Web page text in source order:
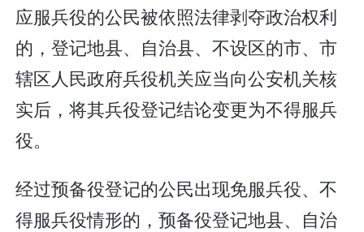
应服兵役的公民被依照法律剥夺政治权利
的，登记地县、自治县、不设区的市、市
辖区人民政府兵役机关应当向公安机关核
实后，将其兵役登记结论变更为不得服兵
役。
经过预备役登记的公民出现免服兵役、不
得服兵役情形的，预备役登记地县、自治